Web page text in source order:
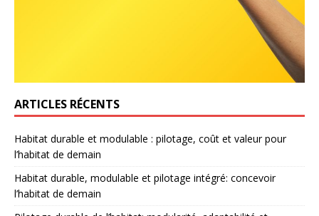
ARTICLES RÉCENTS
Habitat durable et modulable : pilotage, coût et valeur pour
l’habitat de demain
Habitat durable, modulable et pilotage intégré: concevoir
l’habitat de demain